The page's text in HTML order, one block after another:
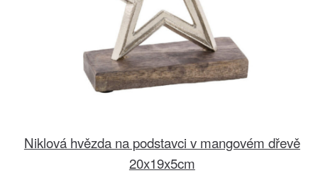
Niklová hvězda na podstavci v mangovém dřevě
20x19x5cm